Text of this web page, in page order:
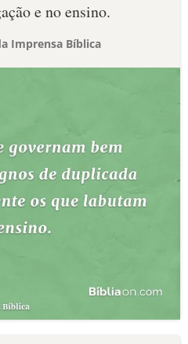
e no ensino.
Imprensa Bíblica